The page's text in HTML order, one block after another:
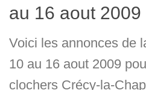
au 16 aout 2009
Voici les annonces de
10 au 16 aout 2009
clochers Crécy-la-